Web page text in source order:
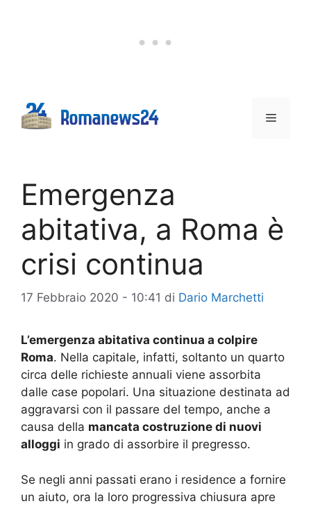
Menu
Emergenza
abitativa, a Roma è
crisi continua
17 Febbraio 2020 - 10:41 di Dario Marchetti
L’emergenza abitativa continua a colpire
Roma. Nella capitale, infatti, soltanto un quarto
circa delle richieste annuali viene assorbita
dalle case popolari. Una situazione destinata ad
aggravarsi con il passare del tempo, anche a
causa della mancata costruzione di nuovi
alloggi in grado di assorbire il pregresso.
Se negli anni passati erano i residence a fornire
un aiuto, ora la loro progressiva chiusura apre